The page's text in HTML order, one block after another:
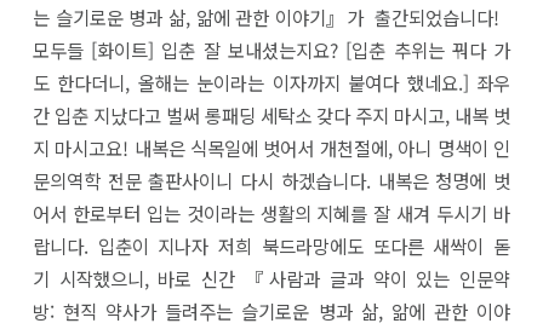
는 슬기로운 병과 삶, 앎에 관한 이야기』가 출간되었습니다!
모두들 [화이트] 입춘 잘 보내셨는지요? [입춘 추위는 꿔다 가
도 한다더니, 올해는 눈이라는 이자까지 붙여다 했네요.] 좌우
간 입춘 지났다고 벌써 롱패딩 세탁소 갖다 주지 마시고, 내복 벗
지 마시고요! 내복은 식목일에 벗어서 개천절에, 아니 명색이 인
문의역학 전문 출판사이니 다시 하겠습니다. 내복은 청명에 벗
어서 한로부터 입는 것이라는 생활의 지혜를 잘 새겨 두시기 바
랍니다. 입춘이 지나자 저희 북드라망에도 또다른 새싹이 돋
기 시작했으니, 바로 신간 『사람과 글과 약이 있는 인문약
방: 현직 약사가 들려주는 슬기로운 병과 삶, 앎에 관한 이야